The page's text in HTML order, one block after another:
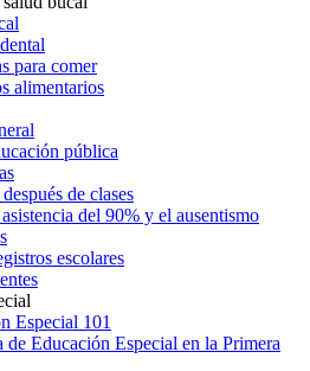
para comer
alimentarios
pública
de clases
del 90% y el ausentismo
escolares
Especial 101
de Educación Especial en la Primera